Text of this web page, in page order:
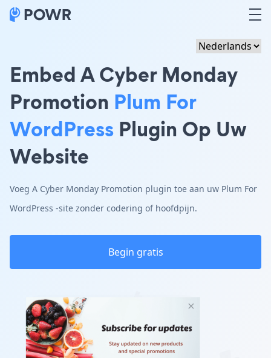
Embed A Cyber Monday
Promotion Plum For
WordPress Plugin Op Uw
Website
Voeg A Cyber Monday Promotion plugin toe aan uw Plum For
WordPress -site zonder codering of hoofdpijn.
Begin gratis